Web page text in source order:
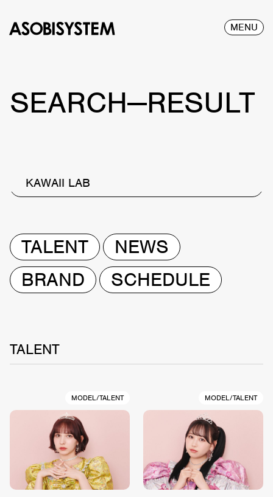
MENU
SEARCH—RESULT
KAWAII LAB
TALENT
NEWS
BRAND
SCHEDULE
TALENT
MODEL/TALENT MODEL/TALENT